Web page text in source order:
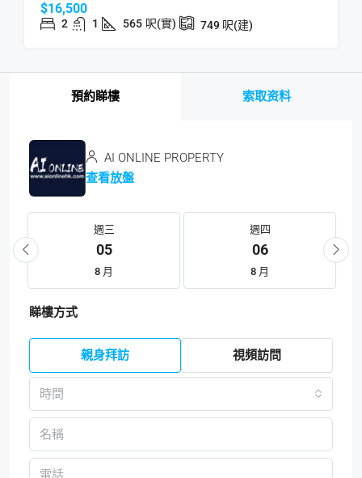
$16,500
2 1 565 呎(實) 749 呎(建)
預約睇樓 索取资料
AI ONLINE PROPERTY
查看放盤
週三
05
8 月
週四
06
8 月
睇樓方式
親身拜訪 視頻訪問
時間